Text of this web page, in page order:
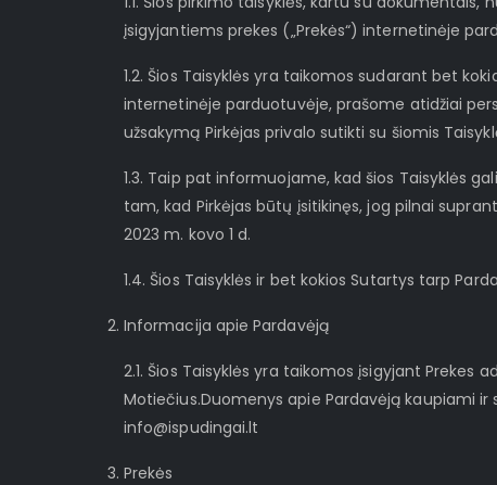
įsigyjantiems prekes („Prekės“) internetinėje
1.2. Šios Taisyklės yra taikomos sudarant bet
internetinėje parduotuvėje, prašome atidžiai
užsakymą Pirkėjas privalo sutikti su šiomis
1.3. Taip pat informuojame, kad šios Taisyklės
tam, kad Pirkėjas būtų įsitikinęs, jog pilnai
2023 m. kovo 1 d.
1.4. Šios Taisyklės ir bet kokios Sutartys tarp
Informacija apie Pardavėją
2.1. Šios Taisyklės yra taikomos įsigyjant Prekes
Motiečius.Duomenys apie Pardavėją kaupiami
info@ispudingai.lt
Prekės